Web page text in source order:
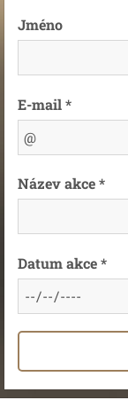
Jméno
E-mail *
Název akce *
Datum akce *